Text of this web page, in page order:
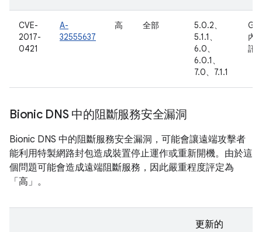
CVE-
2017-
0421
A-
32555637
高 全部
5.0.2、
5.1.1、
6.0、
6.0.1、
7.0、7.1.1
內
訊
Bionic DNS 中的阻斷服務安全漏洞
Bionic DNS 中的阻斷服務安全漏洞，可能會讓遠端攻擊者
能利用特製網路封包造成裝置停止運作或重新開機。由於這
個問題可能會造成遠端阻斷服務，因此嚴重程度評定為
「高」。
更新的